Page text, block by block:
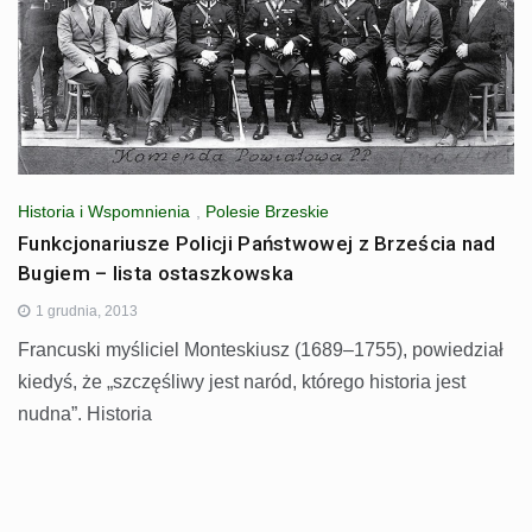
Historia i Wspomnienia Polesie Brzeskie
Funkcjonariusze Policji Państwowej z Brześcia nad
Bugiem – lista ostaszkowska
1 grudnia, 2013
Francuski myśliciel Monteskiusz (1689–1755), powiedział
kiedyś, że „szczęśliwy jest naród, którego historia jest
nudna”. Historia